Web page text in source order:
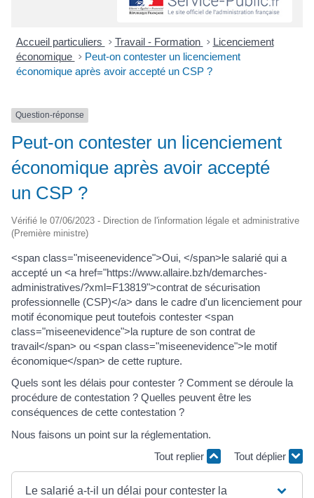
Accueil particuliers > Travail - Formation > Licenciement
économique > Peut-on contester un licenciement
économique après avoir accepté un CSP ?
Question-réponse
Peut-on contester un licenciement
économique après avoir accepté
un CSP ?
Vérifié le 07/06/2023 - Direction de l'information légale et administrative
(Première ministre)
<span class="miseenevidence">Oui, </span>le salarié qui a
accepté un <a href="https://www.allaire.bzh/demarches-
administratives/?xml=F13819">contrat de sécurisation
professionnelle (CSP)</a> dans le cadre d'un licenciement pour
motif économique peut toutefois contester <span
class="miseenevidence">la rupture de son contrat de
travail</span> ou <span class="miseenevidence">le motif
économique</span> de cette rupture.
Quels sont les délais pour contester ? Comment se déroule la
procédure de contestation ? Quelles peuvent être les
conséquences de cette contestation ?
Nous faisons un point sur la réglementation.
Tout replier
Tout déplier
Le salarié a-t-il un délai pour contester la